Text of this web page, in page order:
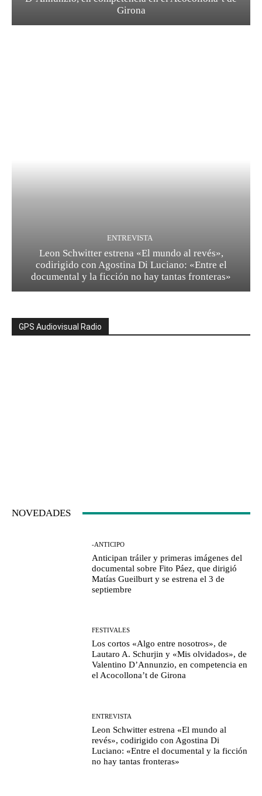
Girona
ENTREVISTA
Leon Schwitter estrena «El mundo al revés»,
codirigido con Agostina Di Luciano: «Entre el
documental y la ficción no hay tantas fronteras»
GPS Audiovisual Radio
NOVEDADES
-ANTICIPO
Anticipan tráiler y primeras imágenes del
documental sobre Fito Páez, que dirigió
Matías Gueilburt y se estrena el 3 de
septiembre
FESTIVALES
Los cortos «Algo entre nosotros», de
Lautaro A. Schurjin y «Mis olvidados», de
Valentino D’Annunzio, en competencia en
el Acocollona’t de Girona
ENTREVISTA
Leon Schwitter estrena «El mundo al
revés», codirigido con Agostina Di
Luciano: «Entre el documental y la ficción
no hay tantas fronteras»